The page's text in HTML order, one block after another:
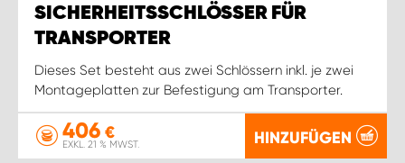
SICHERHEITSSCHLÖSSER FÜR
TRANSPORTER
Dieses Set besteht aus zwei Schlössern inkl. je zwei
Montageplatten zur Befestigung am Transporter.
406 €
EXKL. 21 % MWST. HINZUFÜGEN